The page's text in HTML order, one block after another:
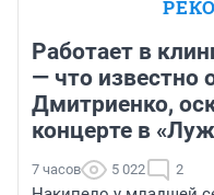
Работает в
— что известно
Дмитриенко,
концерте в
7 часов 5 022 2